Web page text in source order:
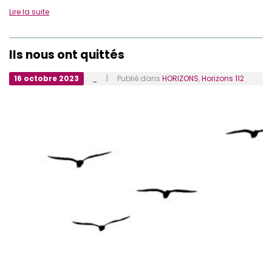
Lire la suite
Ils nous ont quittés
16 octobre 2023 | Publié dans HORIZONS,Horizons 112